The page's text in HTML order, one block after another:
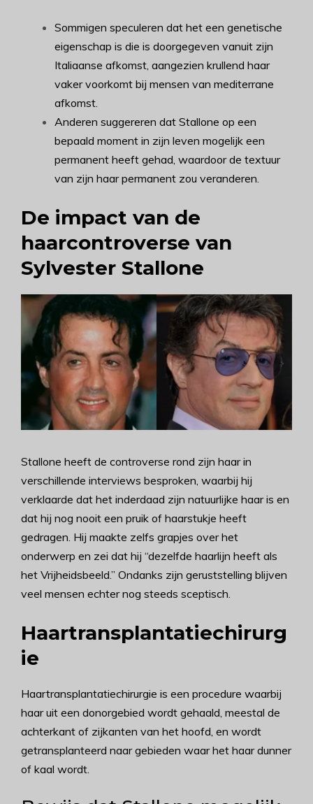
Sommigen speculeren dat het een genetische
eigenschap is die is doorgegeven vanuit zijn
Italiaanse afkomst, aangezien krullend haar
vaker voorkomt bij mensen van mediterrane
afkomst.
Anderen suggereren dat Stallone op een
bepaald moment in zijn leven mogelijk een
permanent heeft gehad, waardoor de textuur
van zijn haar permanent zou veranderen.
De impact van de
haarcontroverse van
Sylvester Stallone
Stallone heeft de controverse rond zijn haar in
verschillende interviews besproken, waarbij hij
verklaarde dat het inderdaad zijn natuurlijke haar is en
dat hij nog nooit een pruik of haarstukje heeft
gedragen. Hij maakte zelfs grapjes over het
onderwerp en zei dat hij “dezelfde haarlijn heeft als
het Vrijheidsbeeld.” Ondanks zijn geruststelling blijven
veel mensen echter nog steeds sceptisch.
Haartransplantatiechirurg
ie
Haartransplantatiechirurgie is een procedure waarbij
haar uit een donorgebied wordt gehaald, meestal de
achterkant of zijkanten van het hoofd, en wordt
getransplanteerd naar gebieden waar het haar dunner
of kaal wordt.